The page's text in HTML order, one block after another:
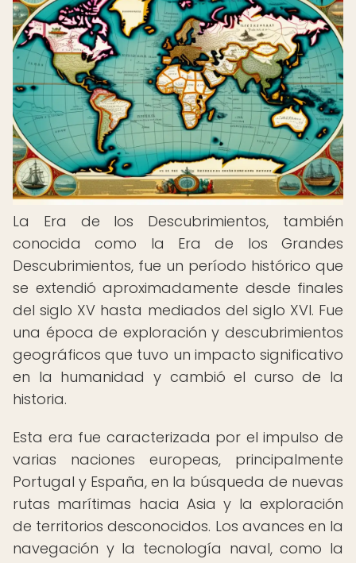
La Era de los Descubrimientos, también
conocida como la Era de los Grandes
Descubrimientos, fue un período histórico que
se extendió aproximadamente desde finales
del siglo XV hasta mediados del siglo XVI. Fue
una época de exploración y descubrimientos
geográficos que tuvo un impacto significativo
en la humanidad y cambió el curso de la
historia.
Esta era fue caracterizada por el impulso de
varias naciones europeas, principalmente
Portugal y España, en la búsqueda de nuevas
rutas marítimas hacia Asia y la exploración
de territorios desconocidos. Los avances en la
navegación y la tecnología naval, como la